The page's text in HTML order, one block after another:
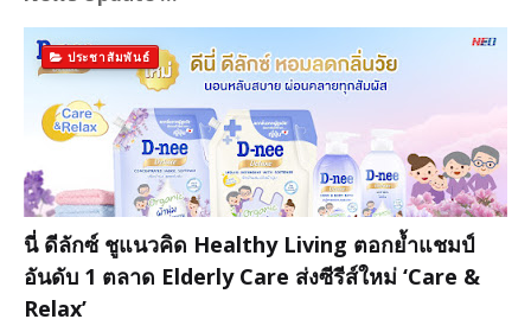
ประชาสัมพันธ์
นี่ ดีลักซ์ ชูแนวคิด Healthy Living ตอกย้ำแชมป์
อันดับ 1 ตลาด Elderly Care ส่งซีรีส์ใหม่ ‘Care &
Relax’